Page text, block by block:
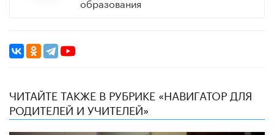
ЧИТАЙТЕ ТАКЖЕ В РУБРИКЕ «НАВИГАТОР ДЛЯ
РОДИТЕЛЕЙ И УЧИТЕЛЕЙ»